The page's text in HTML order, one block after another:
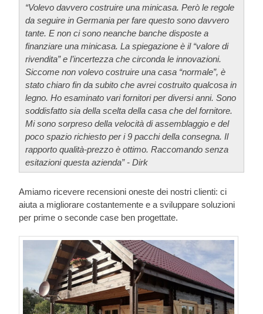
“Volevo davvero costruire una minicasa. Però le regole
da seguire in Germania per fare questo sono davvero
tante. E non ci sono neanche banche disposte a
finanziare una minicasa. La spiegazione è il “valore di
rivendita” e l’incertezza che circonda le innovazioni.
Siccome non volevo costruire una casa “normale”, è
stato chiaro fin da subito che avrei costruito qualcosa in
legno. Ho esaminato vari fornitori per diversi anni. Sono
soddisfatto sia della scelta della casa che del fornitore.
Mi sono sorpreso della velocità di assemblaggio e del
poco spazio richiesto per i 9 pacchi della consegna. Il
rapporto qualità-prezzo è ottimo. Raccomando senza
esitazioni questa azienda” - Dirk
Amiamo ricevere recensioni oneste dei nostri clienti: ci
aiuta a migliorare costantemente e a sviluppare soluzioni
per prime o seconde case ben progettate.